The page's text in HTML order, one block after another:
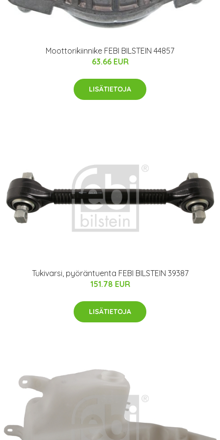
Moottorikiinnike FEBI BILSTEIN 44857
63.66 EUR
LISÄTIETOJA
Tukivarsi, pyöräntuenta FEBI BILSTEIN 39387
151.78 EUR
LISÄTIETOJA